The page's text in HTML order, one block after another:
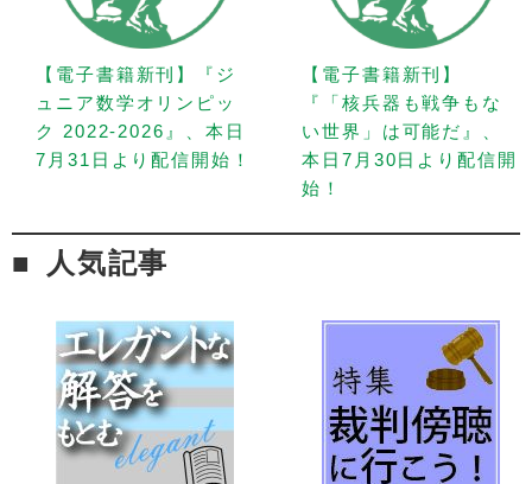
【電子書籍新刊】『ジ
ュニア数学オリンピッ
ク 2022-2026』、本日
7月31日より配信開始！
【電子書籍新刊】
『「核兵器も戦争もな
い世界」は可能だ』、
本日7月30日より配信開
始！
人気記事